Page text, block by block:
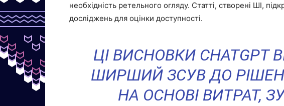
необхідність ретельного огляду. Статті, створені ШІ,
досліджень для оцінки доступності.
ЦІ ВИСНОВКИ CHATGPT
ШИРШИЙ ЗСУВ ДО
НА ОСНОВІ ВИТРАТ,